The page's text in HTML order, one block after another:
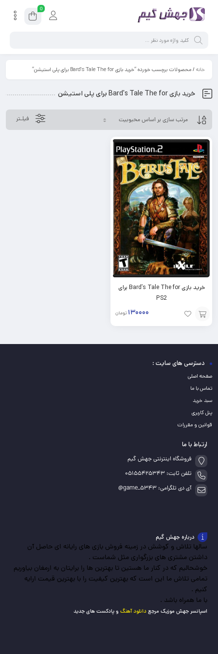
0
خانه / محصولات برچسب خورده “خرید بازی Bard's Tale The for برای پلی استیشن”
خرید بازی Bard's Tale The for برای پلی استیشن
فیلـتر
خرید بازی Bard’s Tale The for برای
PS2
۱۳۰۰۰۰ تومان
افزودن
به
دسترسی های سایت :
صفحه اصلی
تماس با ما
سبد خرید
پنل کاربری
قوانین و مقررات
ارتباط با ما
فروشگاه اینترنتی جهش گیم
تلفن ثابت: 05155425343
آی دی تلگرامی: game_5343@
درباره جهش گیم
سالها تلاش و کوشش در زمینه فروش بازی های رایانه ای حاصل آن
داشتن مشتری های بزرگواری مثل شماست .
خوشحالیم که در کنار ما هستین تا بهترین ها را برایتان به ارمغان بیاوریم
تمامی تلاش ما این است که بهترین کیفیت را با بهترین قیمت ارایه
کنیم .
با ما همراه باشد .
اسپانسر جهش موزیک مرجعدانلود آهنگ و پادکست های جدید